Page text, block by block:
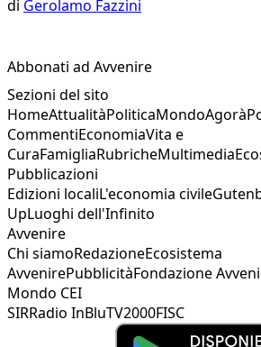
di Gerolamo Fazzini
Abbonati ad Avvenire
Sezioni del sito
HomeAttualitàPoliticaMondoAgorà
CommentiEconomiaVita e
CuraFamigliaRubricheMultimedia
Pubblicazioni
Edizioni localiL'economia civile
UpLuoghi dell'Infinito
Avvenire
Chi siamoRedazioneEcosistema
AvvenirePubblicitàFondazione
Mondo CEI
SIRRadio InBluTV2000FISC